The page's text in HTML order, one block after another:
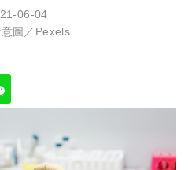
06-04
圖／Pexels